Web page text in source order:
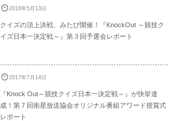
2018年5月13日
クイズの頂上決戦、みたび開催！『KnockOut ～競技ク
イズ日本一決定戦～』第３回予選会レポート
2017年7月14日
『Knock Out～競技クイズ日本一決定戦～』が快挙達
成！第７回衛星放送協会オリジナル番組アワード授賞式
レポート